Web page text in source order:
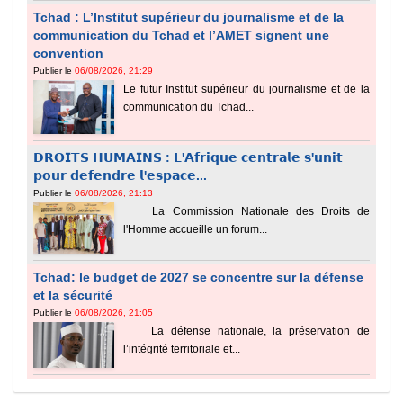
Tchad : L’Institut supérieur du journalisme et de la
communication du Tchad et l’AMET signent une
convention
Publier le 06/08/2026, 21:29
Le futur Institut supérieur du journalisme et de la
communication du Tchad...
𝗗𝗥𝗢𝗜𝗧𝗦 𝗛𝗨𝗠𝗔𝗜𝗡𝗦 : 𝗟'𝗔𝗳𝗿𝗶𝗾𝘂𝗲 𝗰𝗲𝗻𝘁𝗿𝗮𝗹𝗲 𝘀'𝘂𝗻𝗶𝘁
𝗽𝗼𝘂𝗿 𝗱𝗲𝗳𝗲𝗻𝗱𝗿𝗲 𝗹'𝗲𝘀𝗽𝗮𝗰𝗲...
Publier le 06/08/2026, 21:13
La Commission Nationale des Droits de
l'Homme accueille un forum...
Tchad: le budget de 2027 se concentre sur la défense
et la sécurité
Publier le 06/08/2026, 21:05
La défense nationale, la préservation de
l’intégrité territoriale et...